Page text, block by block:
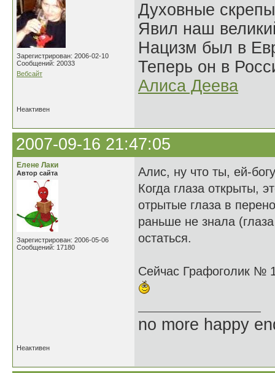
Зарегистрирован: 2006-02-10
Сообщений: 20033
Вебсайт
Духовные
Явил наш
Нацизм был в
Теперь он в
Алиса Деева
Неактивен
2007-09-16 21:47:05
Елене Лаки
Автор сайта
Зарегистрирован: 2006-05-06
Сообщений: 17180
Алис, ну что ты, ей-
Когда глаза открыты,
отрытые глаза в
раньше не знала
остаться.
Сейчас Графоголик №
no more happy
Неактивен